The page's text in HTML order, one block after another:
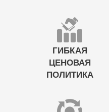
ГИБКАЯ
ЦЕНОВАЯ
ПОЛИТИКА